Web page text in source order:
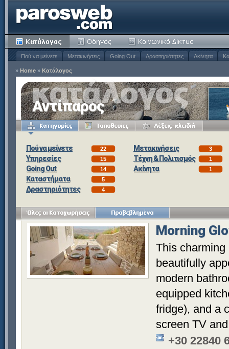
Πού να μείνετε Μετακινήσεις Going Out Δραστηριότητες Ακίνητα
» Home » Κατάλογος
Αντίπαρος
Πού να μείνετε 22
Υπηρεσίες 15
Going Out 14
Καταστήματα 5
Δραστηριότητες 4
Μετακινήσεις 3
Τέχνη & Πολιτισμός 1
Ακίνητα 1
Morning
This
beautifully
modern
equipped
fridge), and a
screen TV
+30 22840